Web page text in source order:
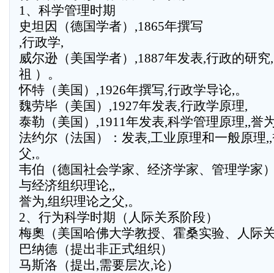
1、科学管理时期
史坦因（德国学者）,1865年撰写
,行政学,
威尔逊（美国学者）,1887年发表,行政的研
祖 ）。
怀特（美国）,1926年撰写,行政学导论,。
魏劳毕（美国）,1927年发表,行政学原理,
泰勒（美国）,1911年发表,科学管理原理,,誉
法约尔（法国）：发表,工业原理和一般原理
父,。
韦伯（德国社会学家、经济学家、管理学家
与经济组织理论,,
誉为,组织理论之父,。
2、行为科学时期（人际关系阶段）
梅奧（美国哈佛大学教授、霍桑实验、人际
巴纳德（提出非正式组织）
马斯洛（提出,需要层次,论）